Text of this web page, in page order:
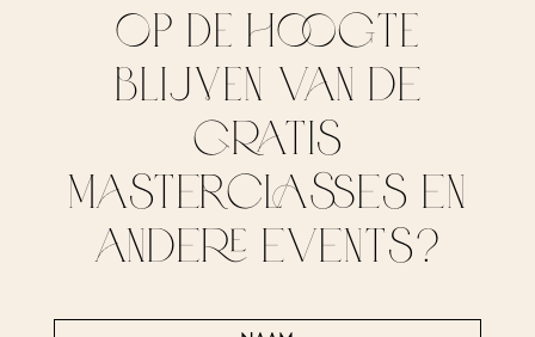
OP DE HOOGTE
BLIJVEN van de
gratis
masterclasses en
andere events?